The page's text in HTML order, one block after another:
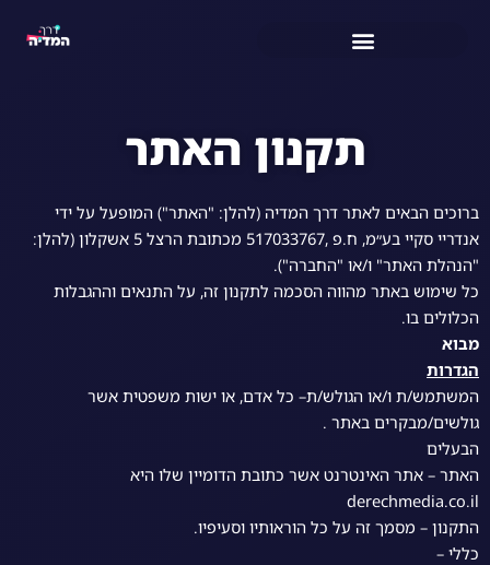
תקנון האתר
ברוכים הבאים לאתר דרך המדיה (להלן: "האתר") המופעל על ידי
אנדריי סקיי בע״מ, ח.פ ,517033767 מכתובת הרצל 5 אשקלון (להלן:
"הנהלת האתר" ו/או "החברה").
כל שימוש באתר מהווה הסכמה לתקנון זה, על התנאים וההגבלות
הכלולים בו.
מבוא
הגדרות
המשתמש/ת ו/או הגולש/ת– כל אדם, או ישות משפטית אשר
גולשים/מבקרים באתר .
הבעלים
האתר – אתר האינטרנט אשר כתובת הדומיין שלו היא
derechmedia.co.il
התקנון – מסמך זה על כל הוראותיו וסעיפיו.
כללי –